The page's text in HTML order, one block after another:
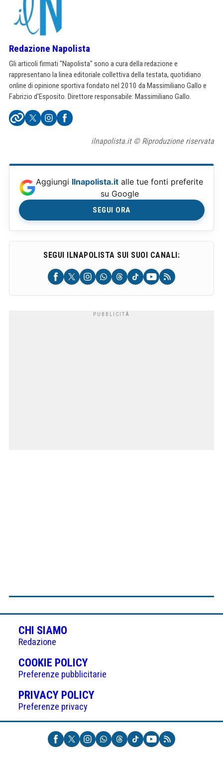
Redazione Napolista
Gli articoli firmati "Napolista" sono a cura della redazione e
rappresentano la linea editoriale collettiva della testata, quotidiano
online di opinione sportiva fondato nel 2010 da Massimiliano Gallo e
Fabrizio d'Esposito. Direttore responsabile: Massimiliano Gallo.
ilnapolista.it © Riproduzione riservata
Aggiungi Ilnapolista.it alle tue fonti preferite
su Google
SEGUI ORA
SEGUI ILNAPOLISTA SUI SUOI CANALI:
CHI SIAMO
Redazione
COOKIE POLICY(APRE
IN
UNA
NUOVA
Preferenze pubblicitarie
PRIVACY POLICY(APRE
UNA
NUOVA
SCHEDA)
Preferenze privacy